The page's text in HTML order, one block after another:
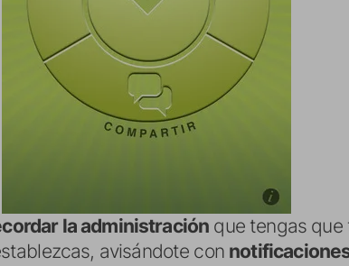
la administración que tengas que
avisándote con